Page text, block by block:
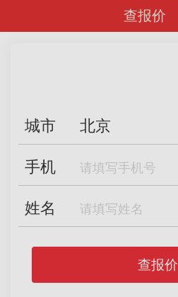
查报价
城市 北京
手机
姓名
查报价